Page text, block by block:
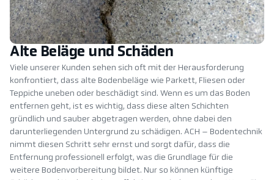
Alte Beläge und Schäden
Viele unserer Kunden sehen sich oft mit der Herausforderung
konfrontiert, dass alte Bodenbeläge wie Parkett, Fliesen oder
Teppiche uneben oder beschädigt sind. Wenn es um das Boden
entfernen geht, ist es wichtig, dass diese alten Schichten
gründlich und sauber abgetragen werden, ohne dabei den
darunterliegenden Untergrund zu schädigen. ACH – Bodentechnik
nimmt diesen Schritt sehr ernst und sorgt dafür, dass die
Entfernung professionell erfolgt, was die Grundlage für die
weitere Bodenvorbereitung bildet. Nur so können künftige